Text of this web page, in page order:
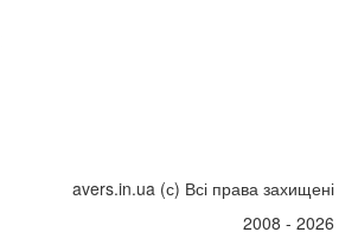
avers.in.ua (с) Всі права захищені
2008 - 2026